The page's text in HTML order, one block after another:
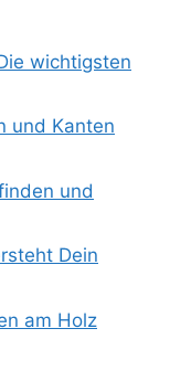
wichtigsten
und Kanten
und
Dein
am Holz